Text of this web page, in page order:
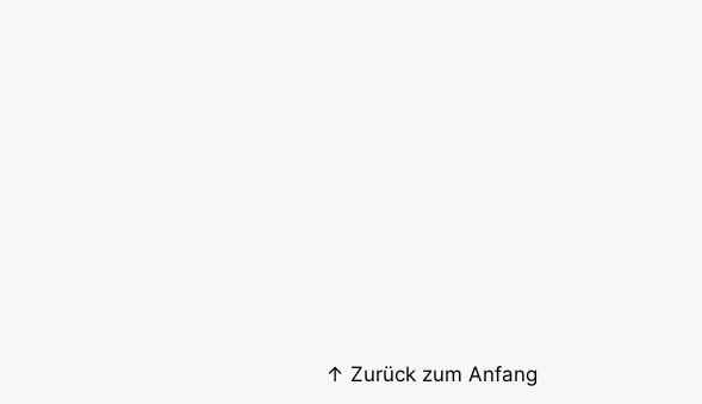
↑ Zurück zum Anfang